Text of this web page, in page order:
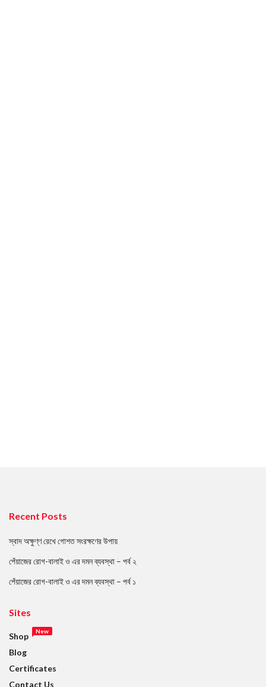
Recent Posts
স্বাদ অক্ষুণ্ণ রেখে গোশত সংরক্ষণের উপায়
পেঁয়াজের রোগ-বালাই ও এর দমন ব্যবস্থা – পর্ব ২
পেঁয়াজের রোগ-বালাই ও এর দমন ব্যবস্থা – পর্ব ১
Sites
Shop New
Blog
Certificates
Contact Us